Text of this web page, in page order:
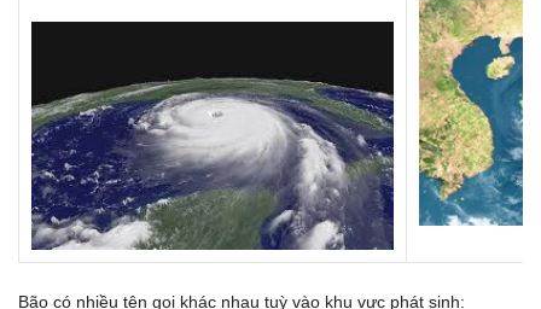
Bão có nhiều tên gọi khác nhau tuỳ vào khu vực phát sinh: